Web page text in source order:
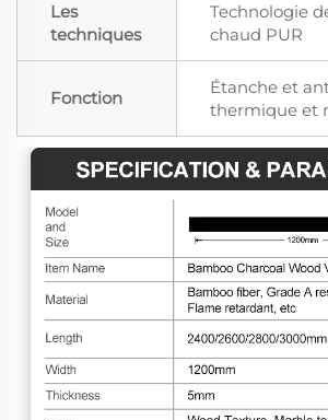
Les
techniques
Technologie
chaud PUR
Fonction
Étanche et
thermique et